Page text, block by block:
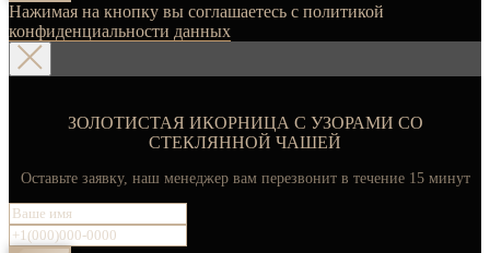
Нажимая на кнопку вы соглашаетесь с политикой
конфиденциальности данных
ЗОЛОТИСТАЯ ИКОРНИЦА С УЗОРАМИ СО
СТЕКЛЯННОЙ ЧАШЕЙ
Оставьте заявку, наш менеджер вам перезвонит в течение 15 минут